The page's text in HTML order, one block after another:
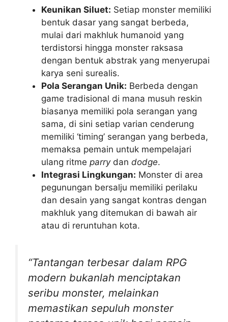
Keunikan Siluet: Setiap monster memiliki
bentuk dasar yang sangat berbeda,
mulai dari makhluk humanoid yang
terdistorsi hingga monster raksasa
dengan bentuk abstrak yang menyerupai
karya seni surealis.
Pola Serangan Unik: Berbeda dengan
game tradisional di mana musuh reskin
biasanya memiliki pola serangan yang
sama, di sini setiap varian cenderung
memiliki ‘timing’ serangan yang berbeda,
memaksa pemain untuk mempelajari
ulang ritme parrydan dodge.
Integrasi Lingkungan: Monster di area
pegunungan bersalju memiliki perilaku
dan desain yang sangat kontras dengan
makhluk yang ditemukan di bawah air
atau di reruntuhan kota.
“Tantangan terbesar dalam RPG
modern bukanlah menciptakan
seribu monster, melainkan
memastikan sepuluh monster